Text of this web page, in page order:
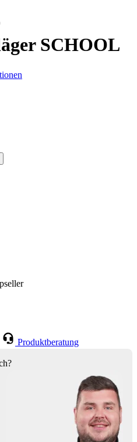
SCHOOL
Produktberatung